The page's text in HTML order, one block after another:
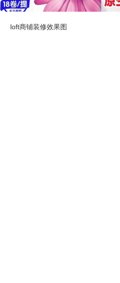
loft商铺装修效果图